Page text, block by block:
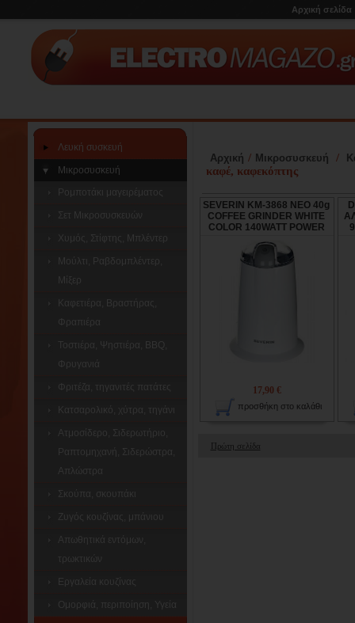
Αρχική σελίδα
Λευκή συσκευή
Μικροσυσκευή
Ρομποτάκι μαγειρέματος
Σετ Μικροσυσκευών
Χυμός, Στίφτης, Μπλέντερ
Μούλτι, Ραβδομπλέντερ,
Μίξερ
Καφετιέρα, Βραστήρας,
Φραπιέρα
Τοστιέρα, Ψηστιέρα, BBQ,
Φρυγανιά
Φριτέζα, τηγανιτές πατάτες
Κατσαρολικό, χύτρα, τηγάνι
Ατμοσίδερο, Σιδερωτήριο,
Ραπτομηχανή, Σιδερώστρα,
Απλώστρα
Σκούπα, σκουπάκι
Ζυγός κουζίνας, μπάνιου
Απωθητικά εντόμων,
τρωκτικών
Εργαλεία κουζίνας
Ομορφιά, περιποίηση, Υγεία
Αρχική / Μικροσυσκευή /
καφέ, καφεκόπτης
SEVERIN KM-3868 NEO 40g
COFFEE GRINDER WHITE
COLOR 140WATT POWER
17,90 €
προσθήκη στο καλάθι
Πρώτη σελίδα